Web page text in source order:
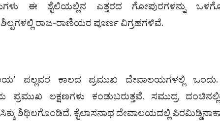
ಈ ಶೈಲಿಯಲ್ಲಿನ ಎತ್ತರದ ಗೋಪುರಗಳನ್ನು
ರಾಜ-ರಾಣಿಯರ ಪೂರ್ಣ ವಿಗ್ರಹಗಳಿವೆ.
ಪಲ್ಲವರ ಕಾಲದ ಪ್ರಮುಖ ದೇವಾಲಯಗಳಲ್ಲಿ
ಪ್ರಮುಖ ಲಕ್ಷಣಗಳು ಕಂಡುಬರುತ್ತವೆ. ಸಮುದ್ರ
ಶಿಥಿಲಗೊಂಡಿದೆ. ಕೈಲಾಸನಾಥ ದೇವಾಲಯದಲ್ಲಿ